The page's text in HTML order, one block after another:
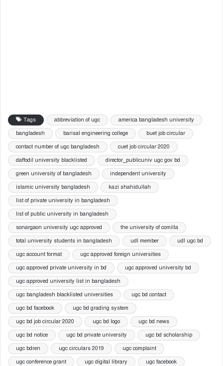
Tags abbreviation of ugc america bangladesh university
bangladesh barisal engineering college buet job circular
contact number of ugc bangladesh cuet job circular 2020
daffodil university blacklisted director_publicuniv ugc gov bd
green university of bangladesh independent university
islamic university bangladesh kazi shahidullah
list of private university in bangladesh
list of public university in bangladesh
sonargaon university ugc approved the university of comilla
total university students in bangladesh udl member udl ugc bd
ugc account format ugc approved foreign universities
ugc approved private university in bd ugc approved university bd
ugc approved university list in bangladesh
ugc bangladesh blacklisted universities ugc bd contact
ugc bd facebook ugc bd grading system
ugc bd job circular 2020 ugc bd logo ugc bd news
ugc bd notice ugc bd private university ugc bd scholarship
ugc bdren ugc circulars 2019 ugc complaint
ugc conference grant ugc digital library ugc facebook